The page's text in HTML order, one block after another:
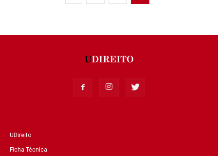
UDireito
Ficha Técnica